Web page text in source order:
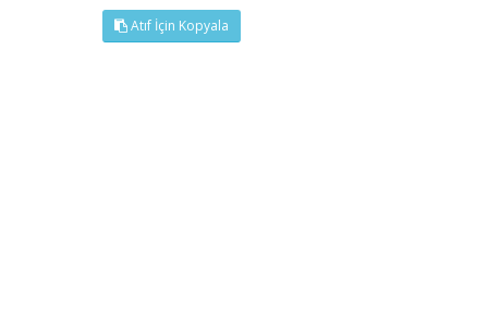
Atıf İçin Kopyala